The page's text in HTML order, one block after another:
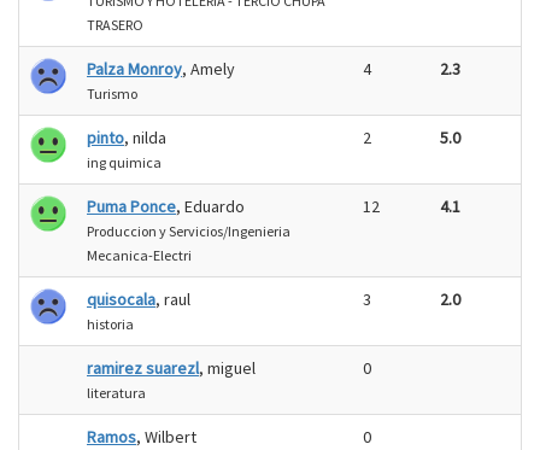
TRASERO
Palza Monroy, Amely
Turismo
4 2.3
pinto, nilda
ing quimica
2 5.0
Puma Ponce, Eduardo
Produccion y Servicios/Ingenieria
Mecanica-Electri
12 4.1
quisocala, raul
historia
3 2.0
ramirez suarezl, miguel
literatura
0
Ramos, Wilbert 0